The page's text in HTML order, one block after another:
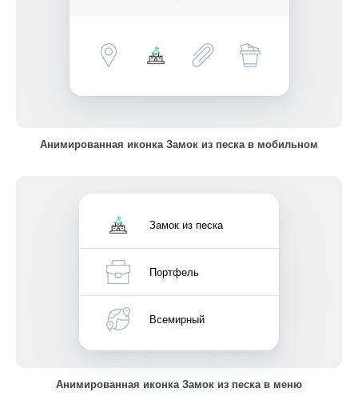
Анимированная иконка Замок из песка в мобильном
Замок из песка
Портфель
Всемирный
Анимированная иконка Замок из песка в меню